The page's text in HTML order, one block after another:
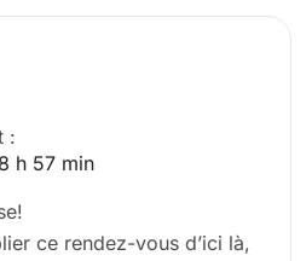
:
h 57 min
ce rendez-vous d’ici là,